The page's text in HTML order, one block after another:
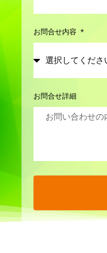
お問合せ内容
お問合せ詳細